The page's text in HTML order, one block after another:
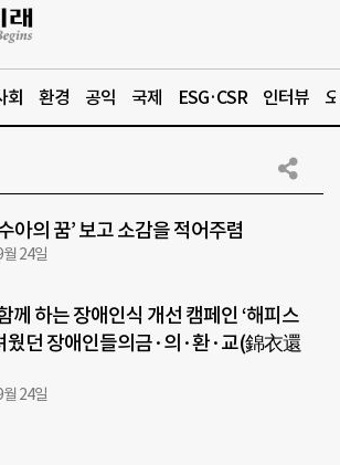
회 환경 공익 국제 ESG·CSR 인터뷰
아의 꿈’ 보고 소감을 적어주렴
24일
께 하는 장애인식 개선 캠페인 ‘해피스
웠던 장애인들의금·의·환·교(錦衣還
24일